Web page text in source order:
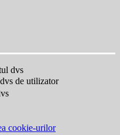
dvs
de utilizator
cookie-urilor